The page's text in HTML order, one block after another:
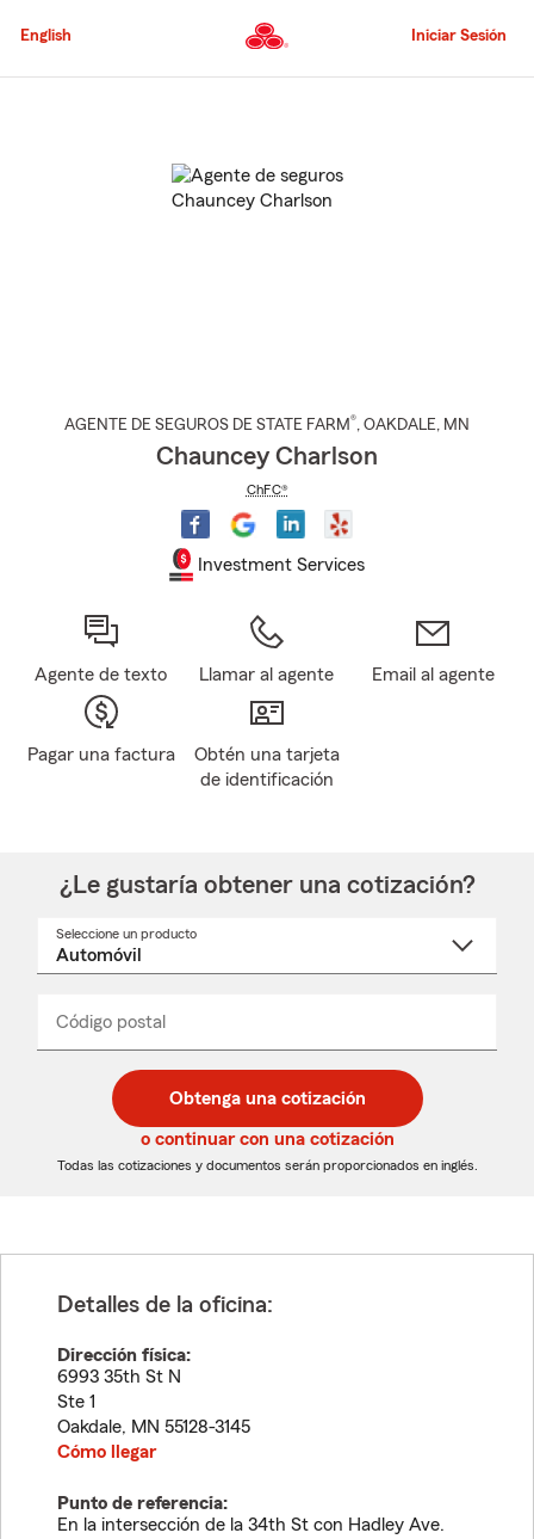
al
principal
English Iniciar Sesión
AGENTE DE SEGUROS DE STATE FARM®, OAKDALE, MN
Chauncey Charlson
ChFC®
Investment Services
Agente de texto Llamar al agente Email al agente
Pagar una factura
Obtén una tarjeta
de identificación
¿Le gustaría obtener una cotización?
Seleccione un producto
desplegable
Código postal
de
5
dígitos
de
5
dígitos
_____
Obtenga una cotización
o continuar con una cotización
Todas las cotizaciones y documentos serán proporcionados en inglés.
Detalles de la oficina:
Dirección física:
6993 35th St N
Ste 1
Oakdale, MN 55128-3145
Cómo llegar
Punto de referencia:
En la intersección de la 34th St con Hadley Ave.